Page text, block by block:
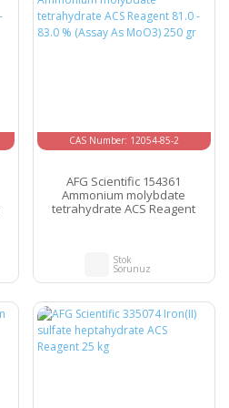
CAS Number: 12054-85-2
AFG Scientific 154361
Ammonium molybdate
tetrahydrate ACS Reagent
Stok
Sorunuz